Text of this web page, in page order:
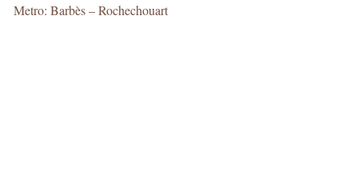
Metro: Barbès – Rochechouart